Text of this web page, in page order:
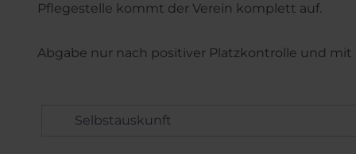
Pflegestelle kommt der Verein komplett auf.
Abgabe nur nach positiver Platzkontrolle und mit
Selbstauskunft